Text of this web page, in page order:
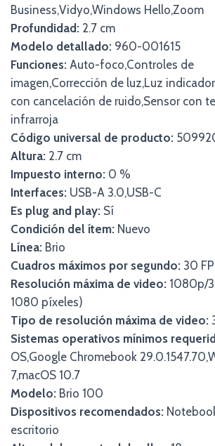
Business,Vidyo,Windows Hello,Zoom
Profundidad: 2.7 cm
Modelo detallado: 960-001615
Funciones: Auto-foco,Controles de
imagen,Corrección de luz,Luz
con cancelación de ruido,Sensor con
infrarroja
Código universal de producto:
Altura: 2.7 cm
Impuesto interno: 0 %
Interfaces: USB-A 3.0,USB-C
Es plug and play: Sí
Condición del ítem: Nuevo
Línea: Brio
Cuadros máximos por segundo: 30
Resolución máxima de video: 1080p/
1080 píxeles)
Tipo de resolución máxima de video:
Sistemas operativos mínimos
OS,Google Chromebook
7,macOS 10.7
Modelo: Brio 100
Dispositivos recomendados:
escritorio